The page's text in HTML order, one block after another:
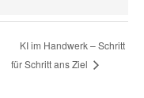
KI im Handwerk – Schritt
für Schritt ans Ziel